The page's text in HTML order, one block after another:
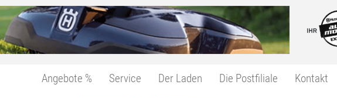
Angebote % Service Der Laden Die Postfiliale Kontakt